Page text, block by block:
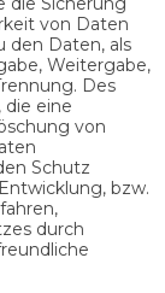
von Daten
den Daten, als
Weitergabe,
Des
eine
von
Schutz
bzw.
durch